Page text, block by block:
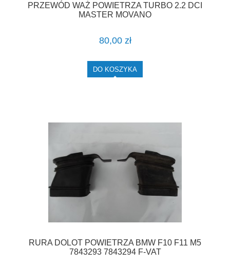
PRZEWÓD WAŻ POWIETRZA TURBO 2.2 DCI
MASTER MOVANO
80,00 zł
DO KOSZYKA
RURA DOLOT POWIETRZA BMW F10 F11 M5
7843293 7843294 F-VAT